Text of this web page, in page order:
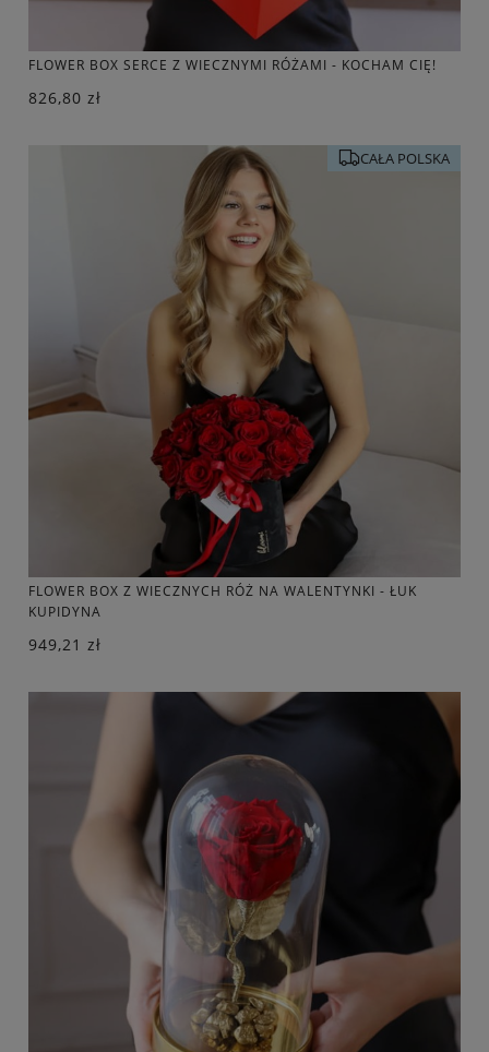
FLOWER BOX SERCE Z WIECZNYMI RÓŻAMI - KOCHAM CIĘ!
826,80 zł
FLOWER BOX Z WIECZNYCH RÓŻ NA WALENTYNKI - ŁUK
KUPIDYNA
CAŁA POLSKA
949,21 zł